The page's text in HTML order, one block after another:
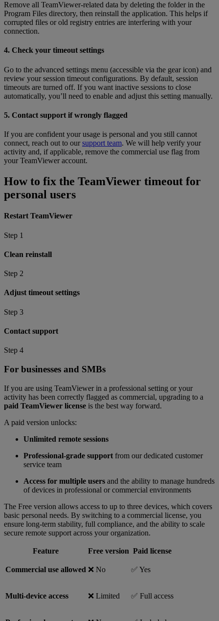
Remove all TeamViewer-related data by deleting the folder in the
Program Files directory, then reinstall the application. This helps if
corrupted files or old registry entries are interfering with your
connection.
4. Check your timeout settings
Go to the advanced settings menu (accessible via the gear icon) and
review your session timeout configurations. By default, session
timeouts are turned off. If you want inactive sessions to close
automatically, you’ll need to enable and adjust this setting manually.
5. Contact support if wrongly flagged
If you are confident your usage is personal and you still cannot
connect, reach out to oursupport team. We will help verify your
activity and, if applicable, remove the commercial use flag from
your TeamViewer account.
How to fix the TeamViewer timeout for
personal users
Restart TeamViewer
Step 1
Clean reinstall
Step 2
Adjust timeout settings
Step 3
Contact support
Step 4
For businesses and SMBs
If you are using TeamViewer in a professional setting or your
activity has been correctly flagged as commercial, upgrading to a
paid TeamViewer license is the best way forward.
A paid version unlocks:
Unlimited remote sessions
Professional-grade support from our dedicated customer
service team
Access for multiple users and the ability to manage hundreds
of devices in professional or commercial environments
The Free version allows access to up to three devices, which covers
basic personal needs. By switching to a commercial license, you
ensure long-term stability, full compliance, and the ability to scale
secure remote support across your organization.
Feature Free version Paid license
Commercial use allowed ❌ No ✅ Yes
Multi-device access ❌ Limited ✅ Full access